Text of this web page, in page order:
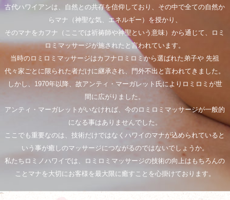
古代ハワイアンは、自然との共存を信仰しており、その中で全ての自然か
らマナ（神聖な気、エネルギー）を授かり、
そのマナをカフナ（ここでは祈祷師や神聖という意味）から通じて、ロミ
ロミマッサージが施されたと言われています。
当時のロミロミマッサージはカフナロミロミから選ばれた弟子や 先祖
代々家ごとに限られた者だけに継承され、門外不出と言われてきました。
しかし、1970年以降、故アンティ・マーガレット氏によりロミロミが世
間に広がりました。
アンティ・マーガレットがいなければ、今のロミロミマッサージが一般的
になる事はありませんでした。
ここでも重要なのは、技術だけではなくハワイのマナが込められていると
いう事が癒しのマッサージにつながるのではないでしょうか。
私たちロミノハワイでは、ロミロミマッサージの技術の向上はもちろんの
ことマナを大切にお客様を最大限に癒すことを心掛けております。